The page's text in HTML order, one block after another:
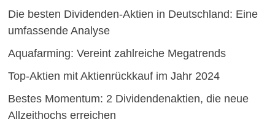
Die besten Dividenden-Aktien in Deutschland: Eine
umfassende Analyse
Aquafarming: Vereint zahlreiche Megatrends
Top-Aktien mit Aktienrückkauf im Jahr 2024
Bestes Momentum: 2 Dividendenaktien, die neue
Allzeithochs erreichen